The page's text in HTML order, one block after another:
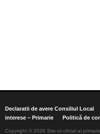
Declaratii de avere Consiliul Local
interese – Primarie
Politică de
Copyright © 2026 Site-ul oficial al